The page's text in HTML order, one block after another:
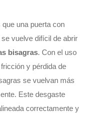
una puerta con
vuelve difícil de abrir
bisagras. Con el uso
y pérdida de
se vuelvan más
Este desgaste
correctamente y